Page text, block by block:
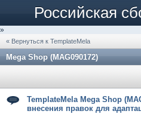
Российская
»
« Вернуться к TemplateMela
Mega Shop (MAG090172)
TemplateMela Mega Shop
внесения правок для